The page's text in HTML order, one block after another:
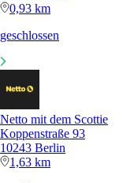
0,93 km
geschlossen
Netto mit dem Scottie
Koppenstraße 93
10243 Berlin
1,63 km